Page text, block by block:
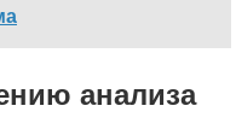
анализа